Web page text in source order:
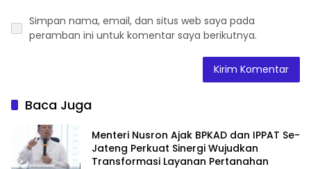
Simpan nama, email, dan situs web saya pada
peramban ini untuk komentar saya berikutnya.
Baca Juga
Menteri Nusron Ajak BPKAD dan IPPAT Se-
Jateng Perkuat Sinergi Wujudkan
Transformasi Layanan Pertanahan